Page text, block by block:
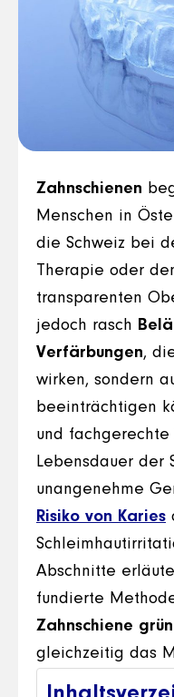
Zahnschienen
Menschen in
die Schweiz bei
Therapie oder
transparenten
jedoch rasch
Verfärbungen,
wirken, sondern
beeinträchtigen
und
Lebensdauer der
unangenehme
Risiko von Karies
Abschnitte
fundierte
Zahnschiene
gleichzeitig das